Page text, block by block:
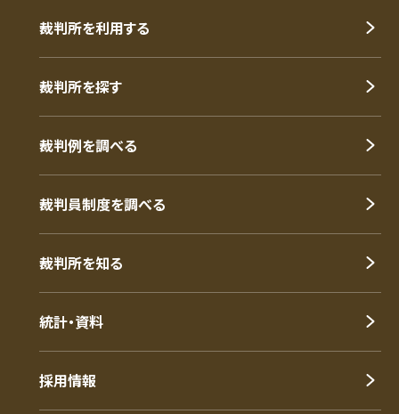
裁判所を利用する
裁判所を探す
裁判例を調べる
裁判員制度を調べる
裁判所を知る
統計・資料
採用情報